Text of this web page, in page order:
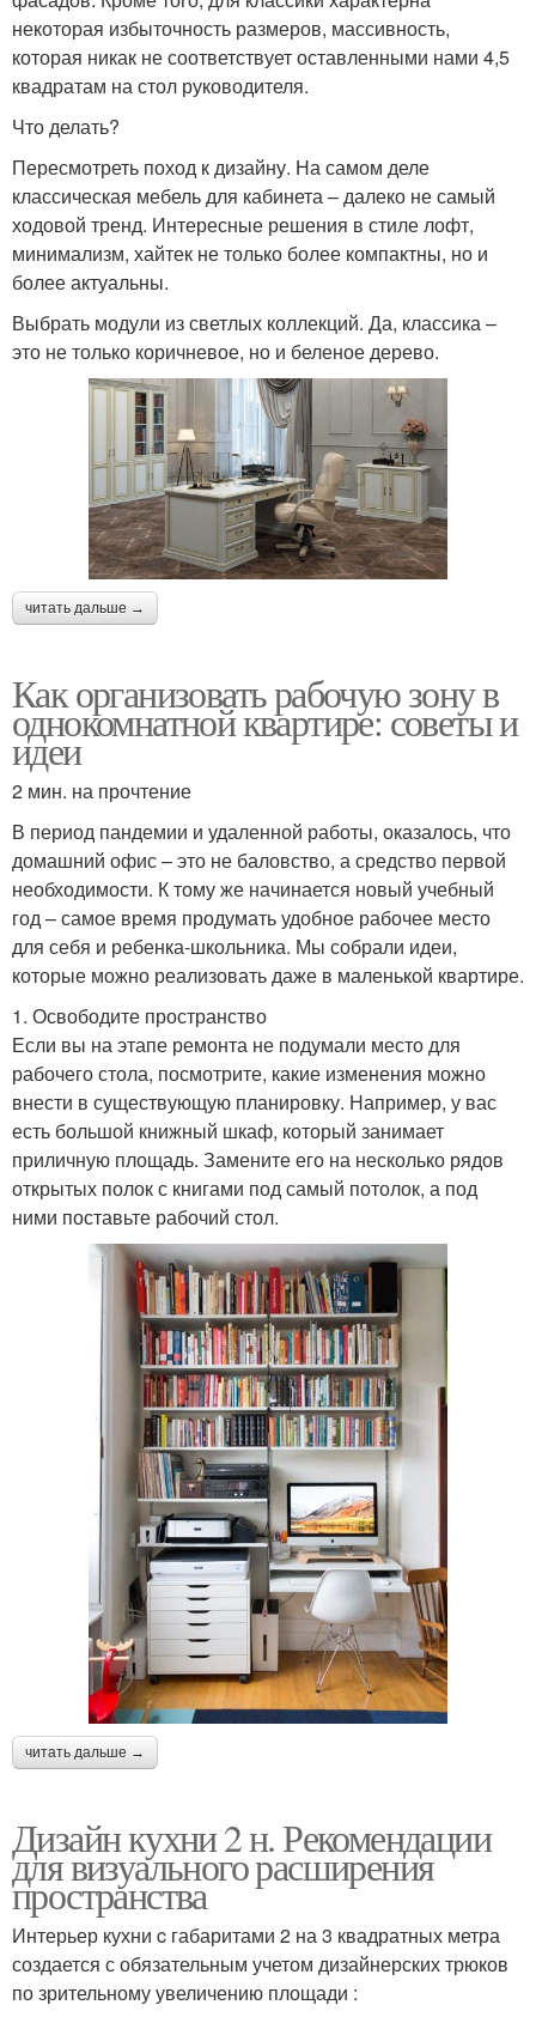
некоторая избыточность размеров, массивность,
которая никак не соответствует оставленными нами 4,5
квадратам на стол руководителя.
Что делать?
Пересмотреть поход к дизайну. На самом деле
классическая мебель для кабинета – далеко не самый
ходовой тренд. Интересные решения в стиле лофт,
минимализм, хайтек не только более компактны, но и
более актуальны.
Выбрать модули из светлых коллекций. Да, классика –
это не только коричневое, но и беленое дерево.
читать дальше →
Как организовать рабочую зону в
однокомнатной квартире: советы и
идеи
2 мин. на прочтение
В период пандемии и удаленной работы, оказалось, что
домашний офис – это не баловство, а средство первой
необходимости. К тому же начинается новый учебный
год – самое время продумать удобное рабочее место
для себя и ребенка-школьника. Мы собрали идеи,
которые можно реализовать даже в маленькой квартире.
1. Освободите пространство
Если вы на этапе ремонта не подумали место для
рабочего стола, посмотрите, какие изменения можно
внести в существующую планировку. Например, у вас
есть большой книжный шкаф, который занимает
приличную площадь. Замените его на несколько рядов
открытых полок с книгами под самый потолок, а под
ними поставьте рабочий стол.
читать дальше →
Дизайн кухни 2 н. Рекомендации
для визуального расширения
пространства
Интерьер кухни c габаритами 2 на 3 квадратных метра
создается с обязательным учетом дизайнерских трюков
по зрительному увеличению площади :